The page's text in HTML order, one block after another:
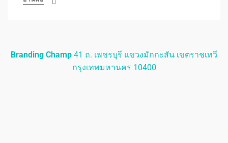
Branding Champ 41 ถ. เพชรบุรี แขวงมักกะสัน เขตราชเทวี
กรุงเทพมหานคร 10400